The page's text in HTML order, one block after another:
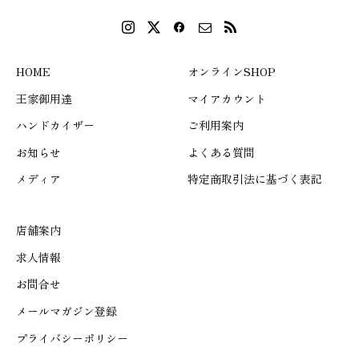
HOME
王家御用達
ハンドカイザー
お知らせ
メディア
オンラインSHOP
マイアカウント
ご利用案内
よくある質問
特定商取引法に基づく表記
店舗案内
求人情報
お問合せ
メールマガジン登録
プライバシーポリシー